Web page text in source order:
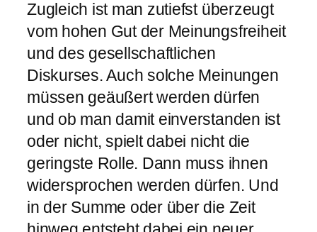
Zugleich ist man zutiefst überzeugt
vom hohen Gut der Meinungsfreiheit
und des gesellschaftlichen
Diskurses. Auch solche Meinungen
müssen geäußert werden dürfen
und ob man damit einverstanden ist
oder nicht, spielt dabei nicht die
geringste Rolle. Dann muss ihnen
widersprochen werden dürfen. Und
in der Summe oder über die Zeit